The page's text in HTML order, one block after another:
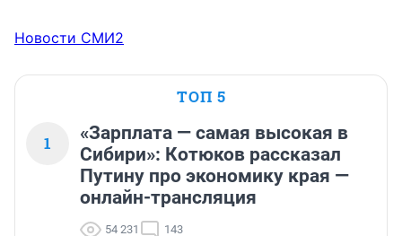
Новости СМИ2
ТОП 5
1
«Зарплата — самая высокая в
Сибири»: Котюков рассказал
Путину про экономику края —
онлайн-трансляция
54 231 143